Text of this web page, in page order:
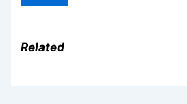
Related